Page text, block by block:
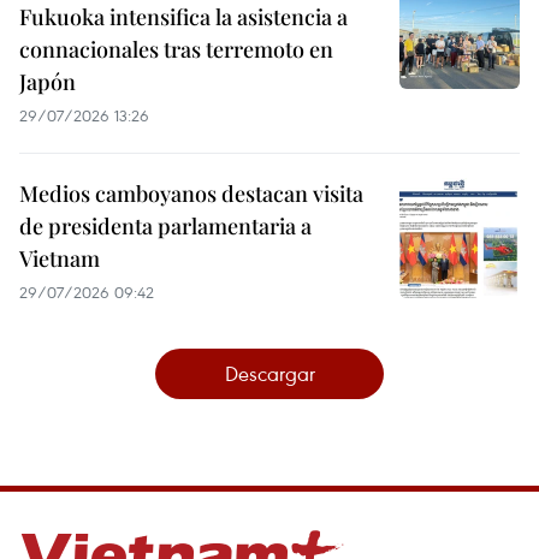
Fukuoka intensifica la asistencia a
connacionales tras terremoto en
Japón
29/07/2026 13:26
Medios camboyanos destacan visita
de presidenta parlamentaria a
Vietnam
29/07/2026 09:42
Descargar